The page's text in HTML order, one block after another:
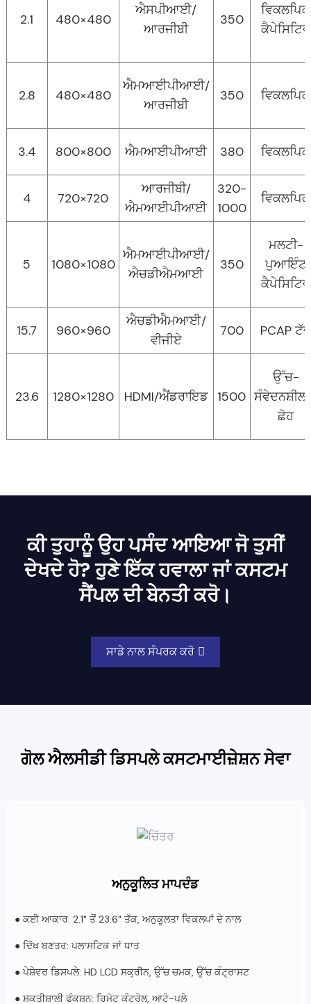
2.1 480×480
ਐਸਪੀਆਈ/
ਆਰਜੀਬੀ
350
ਵਿਕਲਪਿਕ
ਕੈਪੇਸਿਟਿਵ
2.8 480×480
ਐਮਆਈਪੀਆਈ/
ਆਰਜੀਬੀ
350 ਵਿਕਲਪਿਕ
3.4 800×800 ਐਮਆਈਪੀਆਈ 380 ਵਿਕਲਪਿਕ
4 720×720
ਆਰਜੀਬੀ/
ਐਮਆਈਪੀਆਈ
320-
1000
ਵਿਕਲਪਿਕ
5 1080×1080
ਐਮਆਈਪੀਆਈ/
ਐਚਡੀਐਮਆਈ
350
ਮਲਟੀ-
ਪੁਆਇੰਟ
ਕੈਪੇਸਿਟਿਵ
15.7 960×960
ਐਚਡੀਐਮਆਈ/
ਵੀਜੀਏ
700 PCAP ਟੱਚ
23.6 1280×1280 HDMI/ਐਂਡਰਾਇਡ 1500
ਉੱਚ-
ਛੋਹ
ਕੀ ਤੁਹਾਨੂੰ ਉਹ ਪਸੰਦ ਆਇਆ ਜੋ ਤੁਸੀਂ
ਦੇਖਦੇ ਹੋ? ਹੁਣੇ ਇੱਕ ਹਵਾਲਾ ਜਾਂ ਕਸਟਮ
ਸੈਂਪਲ ਦੀ ਬੇਨਤੀ ਕਰੋ।
ਸਾਡੇ ਨਾਲ ਸੰਪਰਕ ਕਰੋ
ਗੋਲ ਐਲਸੀਡੀ ਡਿਸਪਲੇ ਕਸਟਮਾਈਜ਼ੇਸ਼ਨ ਸੇਵਾ
ਅਨੁਕੂਲਿਤ ਮਾਪਦੰਡ
● ਕਈ ਆਕਾਰ: 2.1" ਤੋਂ 23.6" ਤੱਕ, ਅਨੁਕੂਲਤਾ ਵਿਕਲਪਾਂ ਦੇ ਨਾਲ
● ਦਿੱਖ ਬਣਤਰ: ਪਲਾਸਟਿਕ ਜਾਂ ਧਾਤ
● ਪੇਸ਼ੇਵਰ ਡਿਸਪਲੇ: HD LCD ਸਕ੍ਰੀਨ, ਉੱਚ ਚਮਕ, ਉੱਚ ਕੰਟ੍ਰਾਸਟ
● ਸ਼ਕਤੀਸ਼ਾਲੀ ਫੰਕਸ਼ਨ: ਰਿਮੋਟ ਕੰਟਰੋਲ, ਆਟੋ-ਪਲੇ